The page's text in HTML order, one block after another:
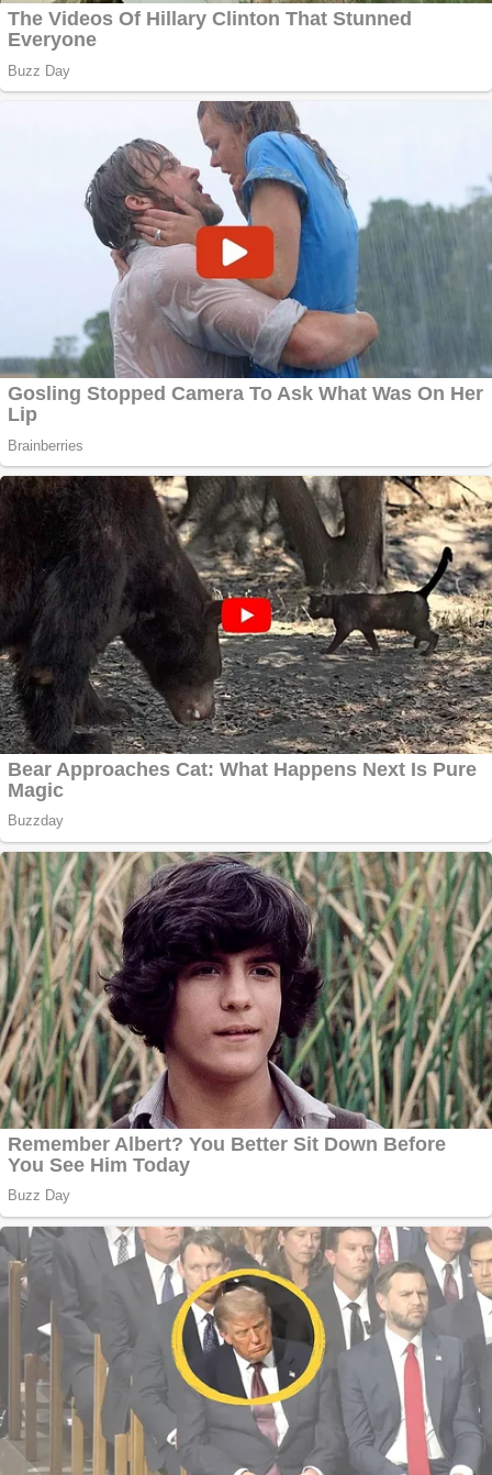
Creez aplicatie
ANDROID pentru
Creez aplicatie
ANDROID pentru
siteul tau
Anuntul tau apare in
mai multe ziare
online
Apartamente 2
camere
Aplică acum pentru
toate tipurile de
împrumuturi și
obține bani urgent!
Curatare canapele
Bucuresti. Curatare
profesionala